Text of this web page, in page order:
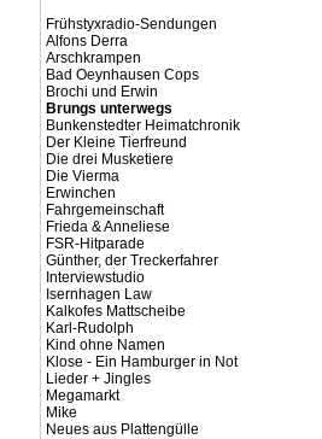
Frühstyxradio-Sendungen
Alfons Derra
Arschkrampen
Bad Oeynhausen Cops
Brochi und Erwin
Brungs unterwegs
Bunkenstedter Heimatchronik
Der Kleine Tierfreund
Die drei Musketiere
Die Vierma
Erwinchen
Fahrgemeinschaft
Frieda & Anneliese
FSR-Hitparade
Günther, der Treckerfahrer
Interviewstudio
Isernhagen Law
Kalkofes Mattscheibe
Karl-Rudolph
Kind ohne Namen
Klose - Ein Hamburger in Not
Lieder + Jingles
Megamarkt
Mike
Neues aus Plattengülle